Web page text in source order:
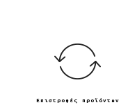
Επιστροφές προϊόντων